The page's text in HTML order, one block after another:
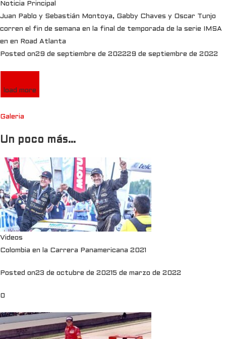
Noticia Principal
Juan Pablo y Sebastián Montoya, Gabby Chaves y Oscar Tunjo
corren el fin de semana en la final de temporada de la serie IMSA
en en Road Atlanta
Posted on29 de septiembre de 202229 de septiembre de 2022
load more
Galeria
Un poco más…
Videos
Colombia en la Carrera Panamericana 2021
Posted on23 de octubre de 20215 de marzo de 2022
0